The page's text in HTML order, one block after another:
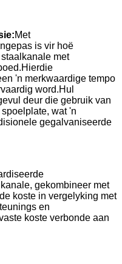
Met
is vir hoë
met
'n merkwaardige tempo
word.Hul
deur die gebruik van
wat 'n
gegalvaniseerde
gekombineer met
koste in vergelyking met
en
koste verbonde aan